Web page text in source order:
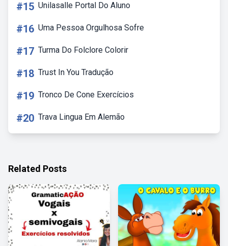
#15 Unilasalle Portal Do Aluno
#16 Uma Pessoa Orgulhosa Sofre
#17 Turma Do Folclore Colorir
#18 Trust In You Tradução
#19 Tronco De Cone Exercícios
#20 Trava Lingua Em Alemão
Related Posts